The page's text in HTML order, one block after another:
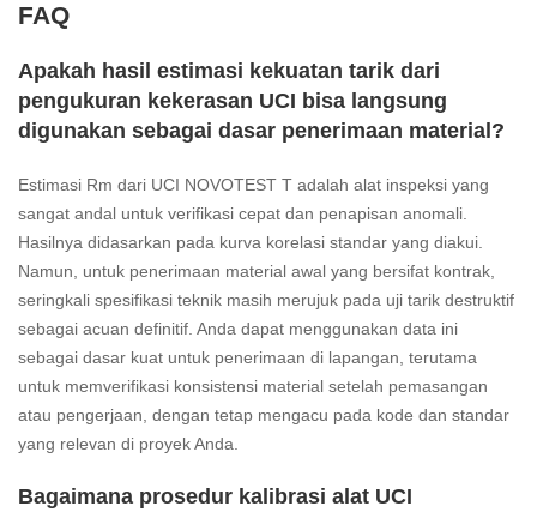
FAQ
Apakah hasil estimasi kekuatan tarik dari
pengukuran kekerasan UCI bisa langsung
digunakan sebagai dasar penerimaan material?
Estimasi Rm dari UCI NOVOTEST T adalah alat inspeksi yang
sangat andal untuk verifikasi cepat dan penapisan anomali.
Hasilnya didasarkan pada kurva korelasi standar yang diakui.
Namun, untuk penerimaan material awal yang bersifat kontrak,
seringkali spesifikasi teknik masih merujuk pada uji tarik destruktif
sebagai acuan definitif. Anda dapat menggunakan data ini
sebagai dasar kuat untuk penerimaan di lapangan, terutama
untuk memverifikasi konsistensi material setelah pemasangan
atau pengerjaan, dengan tetap mengacu pada kode dan standar
yang relevan di proyek Anda.
Bagaimana prosedur kalibrasi alat UCI